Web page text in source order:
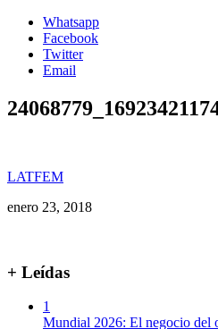
Whatsapp
Facebook
Twitter
Email
LATFEM
enero 23, 2018
+ Leídas
1
Mundial 2026: El negocio del